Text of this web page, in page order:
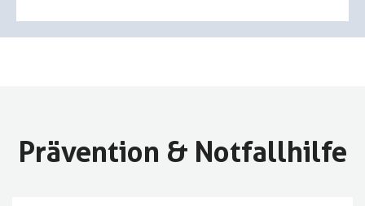
Prävention & Notfallhilfe